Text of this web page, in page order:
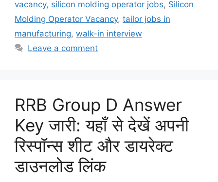
vacancy, silicon molding operator jobs, Silicon
Molding Operator Vacancy, tailor jobs in
manufacturing, walk-in interview
Leave a comment
RRB Group D Answer
Key जारी: यहाँ से देखें अपनी
रिस्पॉन्स शीट और डायरेक्ट
डाउनलोड लिंक